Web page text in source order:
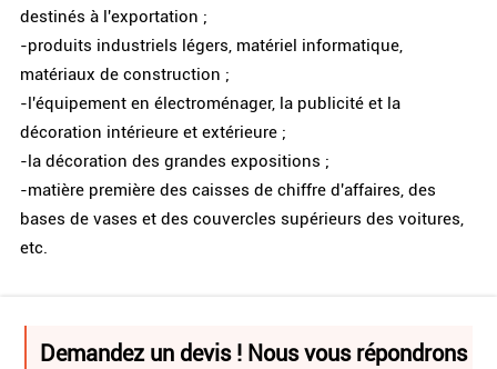
destinés à l'exportation ;
-produits industriels légers, matériel informatique,
matériaux de construction ;
-l'équipement en électroménager, la publicité et la
décoration intérieure et extérieure ;
-la décoration des grandes expositions ;
-matière première des caisses de chiffre d'affaires, des
bases de vases et des couvercles supérieurs des voitures,
etc.
Demandez un devis ! Nous vous répondrons